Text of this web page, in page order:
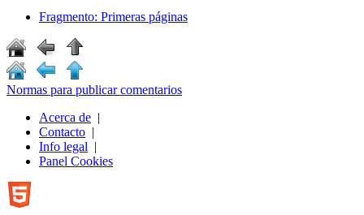
Fragmento: Primeras páginas
Normas para publicar comentarios
Acerca de |
Contacto |
Info legal |
Panel Cookies